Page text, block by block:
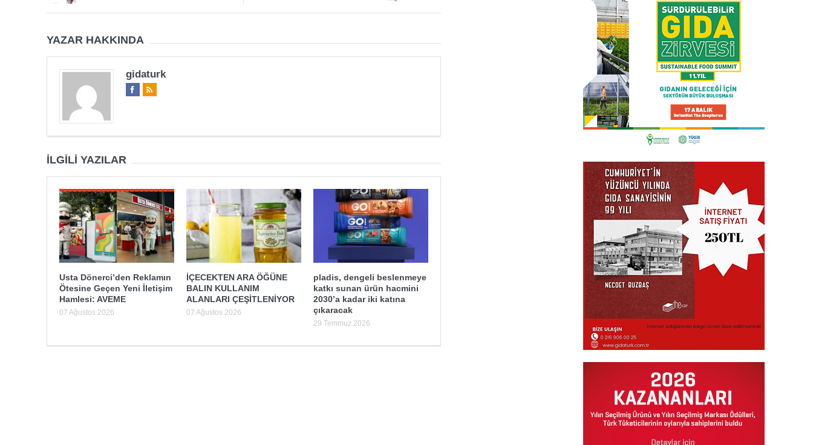
YAZAR HAKKINDA
gidaturk
İLGILI YAZILAR
Usta Dönerci’den Reklamın
Ötesine Geçen Yeni İletişim
Hamlesi: AVEME
07 Ağustos 2026
İÇECEKTEN ARA ÖĞÜNE
BALIN KULLANIM
ALANLARI ÇEŞİTLENİYOR
07 Ağustos 2026
pladis, dengeli beslenmeye
katkı sunan ürün hacmini
2030’a kadar iki katına
çıkaracak
29 Temmuz 2026